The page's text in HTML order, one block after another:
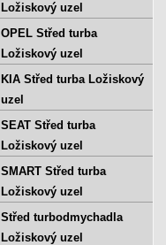
Ložiskový uzel
OPEL Střed turba
Ložiskový uzel
KIA Střed turba Ložiskový
uzel
SEAT Střed turba
Ložiskový uzel
SMART Střed turba
Ložiskový uzel
Střed turbodmychadla
Ložiskový uzel